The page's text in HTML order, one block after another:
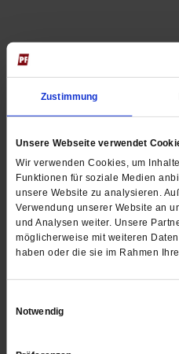
Zustimmung
Unsere Webseite verwendet
Wir verwenden Cookies, um
Funktionen für soziale Medien
unsere Website zu analysieren.
Verwendung unserer Website an
und Analysen weiter. Unsere
möglicherweise mit weiteren
haben oder die sie im Rahmen
Notwendig
Jetzt